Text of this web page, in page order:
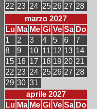
22 23 24 25 26 27 28
marzo 2027
Lu Ma Me Gi Ve Sa Do
1
2 3 4 5 6
7
8
9 10 11 12 13 14
15 16 17 18 19 20 21
22 23 24 25 26 27 28
29 30 31
aprile 2027
Lu Ma Me Gi Ve Sa Do